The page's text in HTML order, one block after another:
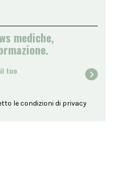
mediche,
tuo
le condizioni di privacy